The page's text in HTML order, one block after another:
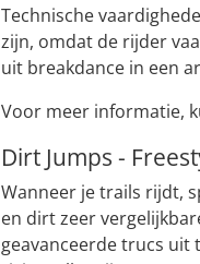
Technische
zijn, omdat de rijder
uit breakdance in een
Voor meer informatie,
Dirt Jumps -
Wanneer je trails rijdt,
en dirt zeer
geavanceerde trucs uit